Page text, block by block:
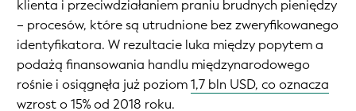
klienta i przeciwdziałaniem praniu brudnych pieniędzy
– procesów, które są utrudnione bez zweryfikowanego
identyfikatora. W rezultacie luka między popytem a
podażą finansowania handlu międzynarodowego
rośnie i osiągnęła już poziom1,7 bln USD, co oznacza
wzrost o 15% od 2018 roku.